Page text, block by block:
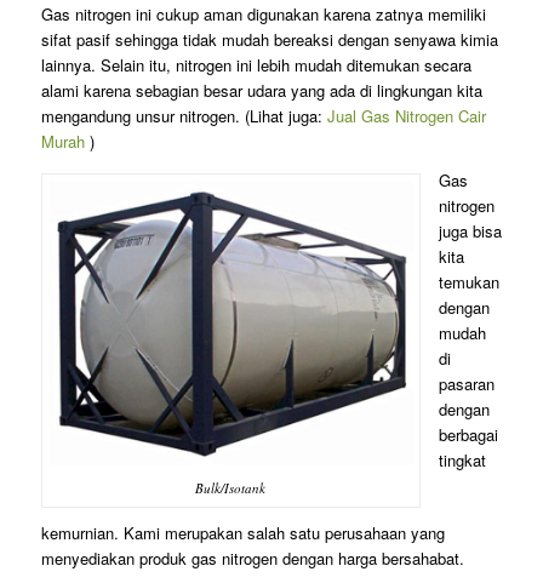
Gas nitrogen ini cukup aman digunakan karena zatnya memiliki
sifat pasif sehingga tidak mudah bereaksi dengan senyawa kimia
lainnya. Selain itu, nitrogen ini lebih mudah ditemukan secara
alami karena sebagian besar udara yang ada di lingkungan kita
mengandung unsur nitrogen. (Lihat juga: Jual Gas Nitrogen Cair
Murah)
Bulk/Isotank
Gas
nitrogen
juga bisa
kita
temukan
dengan
mudah
di
pasaran
dengan
berbagai
tingkat
kemurnian. Kami merupakan salah satu perusahaan yang
menyediakan produk gas nitrogen dengan harga bersahabat.